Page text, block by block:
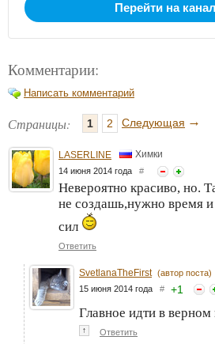
Перейти на канал
Комментарии:
Написать комментарий
Страницы: 1 2 Следующая →
LASERLINE Химки
14 июня 2014 года #
Невероятно красиво, но.
не создашь,нужно время
сил
Ответить
SvetlanaTheFirst (автор поста)
15 июня 2014 года # +1
Главное идти в верном
↑ Ответить